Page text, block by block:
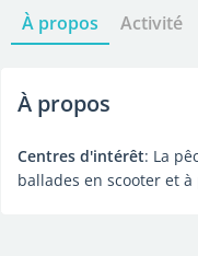
À propos Activité
À propos
Centres d'intérêt: La
ballades en scooter et à